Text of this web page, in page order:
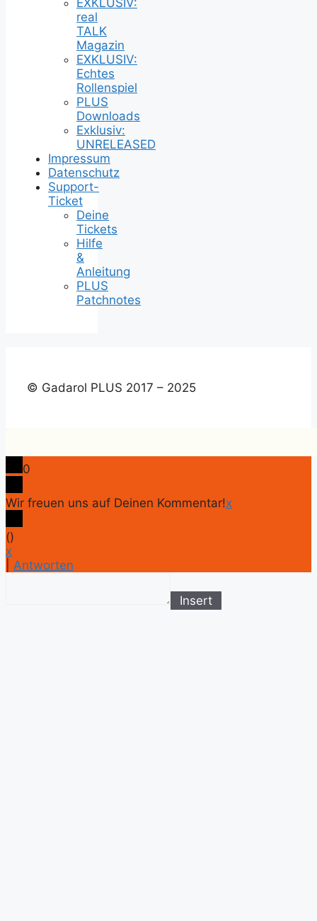
real
TALK
Magazin
EXKLUSIV:
Echtes
Rollenspiel
PLUS
Downloads
Exklusiv:
UNRELEASED
Impressum
Datenschutz
Support-
Ticket
Deine
Tickets
Hilfe
&
Anleitung
PLUS
Patchnotes
© Gadarol PLUS 2017 – 2025
0
Wir freuen uns auf Deinen Kommentar!x
()
x
Antworten
Insert